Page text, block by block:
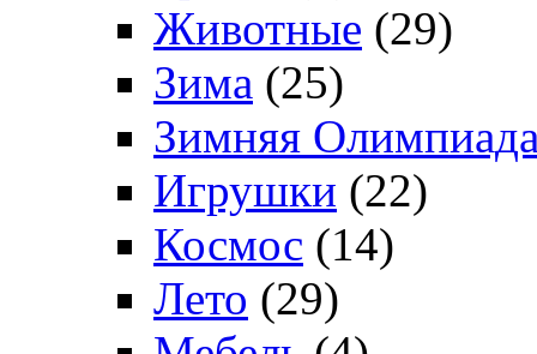
Животные (29)
Зима (25)
Зимняя
Игрушки (22)
Космос (14)
Лето (29)